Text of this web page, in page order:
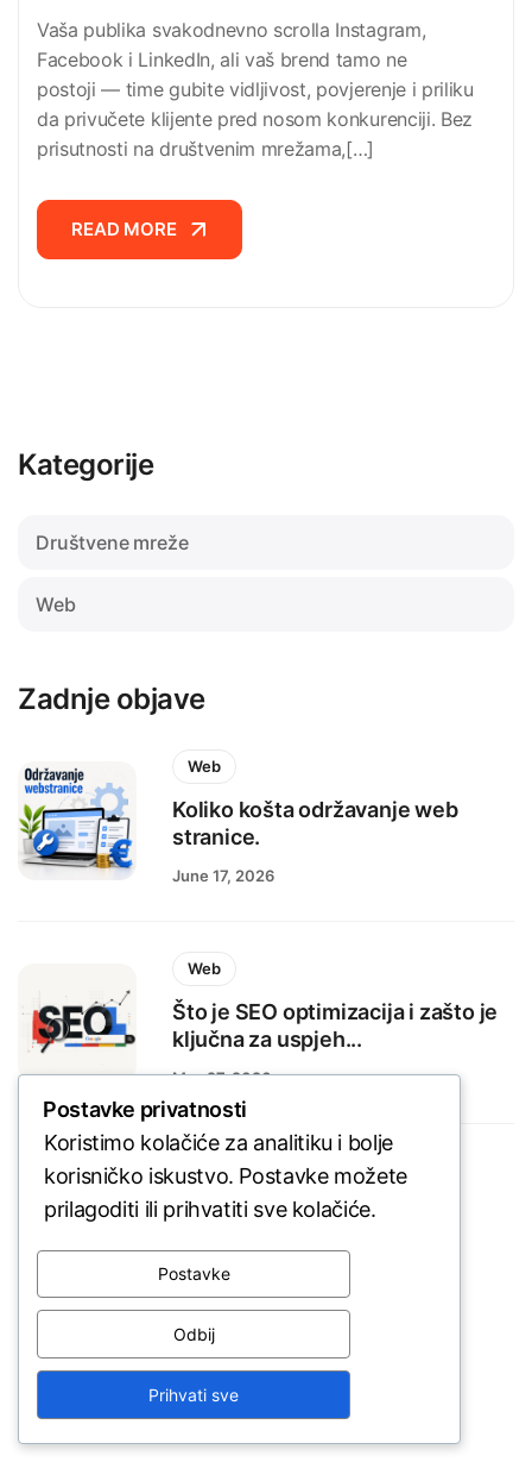
Vaša publika svakodnevno scrolla Instagram,
Facebook i LinkedIn, ali vaš brend tamo ne
postoji — time gubite vidljivost, povjerenje i priliku
da privučete klijente pred nosom konkurenciji. Bez
prisutnosti na društvenim mrežama,[…]
READ MORE
Kategorije
Društvene mreže
Web
Zadnje objave
Web
Koliko košta održavanje web
stranice.
June 17, 2026
Web
Što je SEO optimizacija i zašto je
ključna za uspjeh...
May 27, 2026
Web
Kako znati kada je vrijeme za
January 17, 2026
Postavke privatnosti
Koristimo kolačiće za analitiku i bolje
korisničko iskustvo. Postavke možete
prilagoditi ili prihvatiti sve kolačiće.
Postavke
Odbij
Prihvati sve